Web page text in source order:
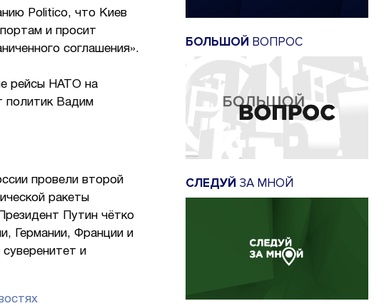
Politico, что Киев
и просит
соглашения».
рейсы НАТО на
политик Вадим
провели второй
ракеты
Путин чётко
Германии, Франции и
и
БОЛЬШОЙ ВОПРОС
СЛЕДУЙ ЗА МНОЙ